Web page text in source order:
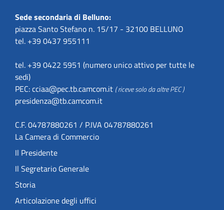
Sede secondaria di Belluno:
piazza Santo Stefano n. 15/17 - 32100 BELLUNO
tel. +39 0437 955111
tel. +39 0422 5951 (numero unico attivo per tutte le
sedi)
PEC:cciaa@pec.tb.camcom.it ( riceve solo da altre PEC )
presidenza@tb.camcom.it
C.F. 04787880261 / P.IVA 04787880261
La Camera di Commercio
Il Presidente
Il Segretario Generale
Storia
Articolazione degli uffici